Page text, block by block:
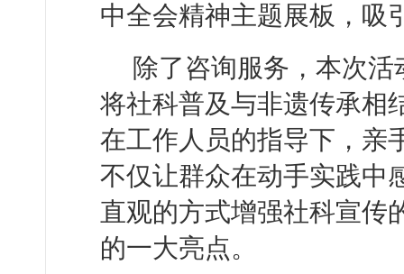
中全会精神主题展板，吸
除了咨询服务，本次
将社科普及与非遗传承相
在工作人员的指导下，亲
不仅让群众在动手实践中
直观的方式增强社科宣传
的一大亮点。